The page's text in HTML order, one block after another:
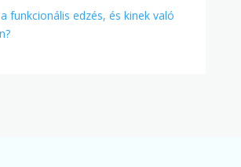
funkcionális edzés, és kinek való